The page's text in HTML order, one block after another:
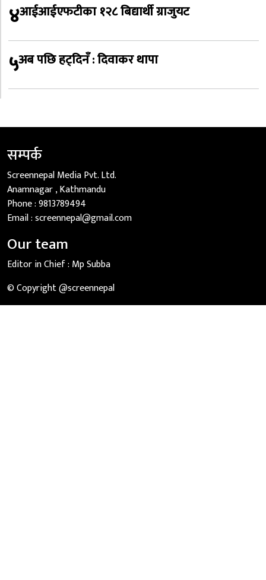
४आईआईएफटीका १२८ बिद्यार्थी ग्राजुयट
५अब पछि हट्दिनँ : दिवाकर थापा
सम्पर्क
Screennepal Media Pvt. Ltd.
Anamnagar , Kathmandu
Phone :9813789494
Email :screennepal@gmail.com
Our team
Editor in Chief : Mp Subba
© Copyright @screennepal